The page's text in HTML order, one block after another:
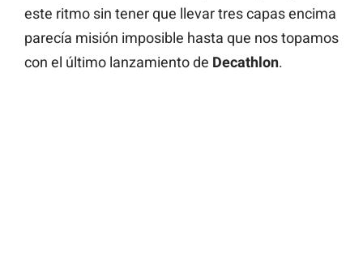
este ritmo sin tener que llevar tres capas encima
parecía misión imposible hasta que nos topamos
con el último lanzamiento de Decathlon.